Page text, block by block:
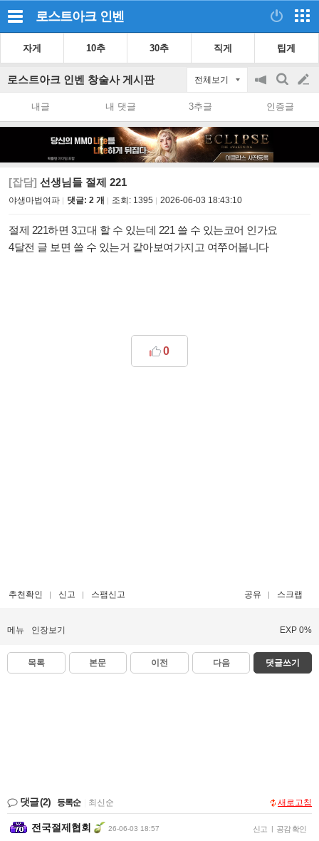
로스트아크 인벤
자게 10추 30추 직게 팁게
로스트아크 인벤 창술사 게시판 전체보기
공
on/off
검
색
글
쓰
내글 내 댓글 3추글 인증글
[잡담] 선생님들 절제 221
야생마법여파 댓글: 2 개 조회: 1395 2026-06-03 18:43:10
절제 221하면 3고대 할 수 있는데 221 쓸 수 있는코어 인가요
4달전 글 보면 쓸 수 있는거 같아보여가지고 여쭈어봅니다
0
추천확인 신고 스팸신고 공유 스크랩
메뉴 인장보기 EXP 0%
목록 본문 이전 다음 댓글쓰기
댓글(2) 등록순 최신순 새로고침
전국절제협회 26-06-03 18:57 신고 | 공감 확인